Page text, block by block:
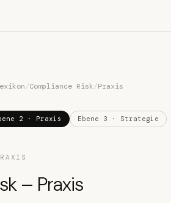
/Compliance Risk/Praxis
2 · Praxis Ebene 3 · Strategie
– Praxis